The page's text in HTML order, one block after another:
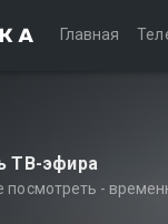
Главная
ТВ-эфира
посмотреть -